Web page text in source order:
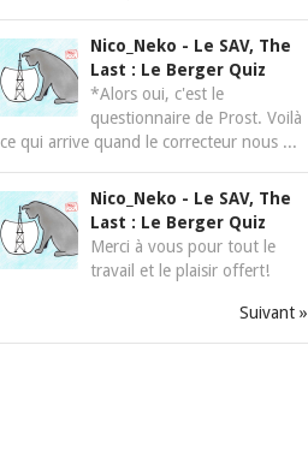
Nico_Neko - Le SAV, The
Last : Le Berger Quiz
*Alors oui, c'est le
questionnaire de Prost. Voilà
ce qui arrive quand le correcteur nous ...
Nico_Neko - Le SAV, The
Last : Le Berger Quiz
Merci à vous pour tout le
travail et le plaisir offert!
Suivant »